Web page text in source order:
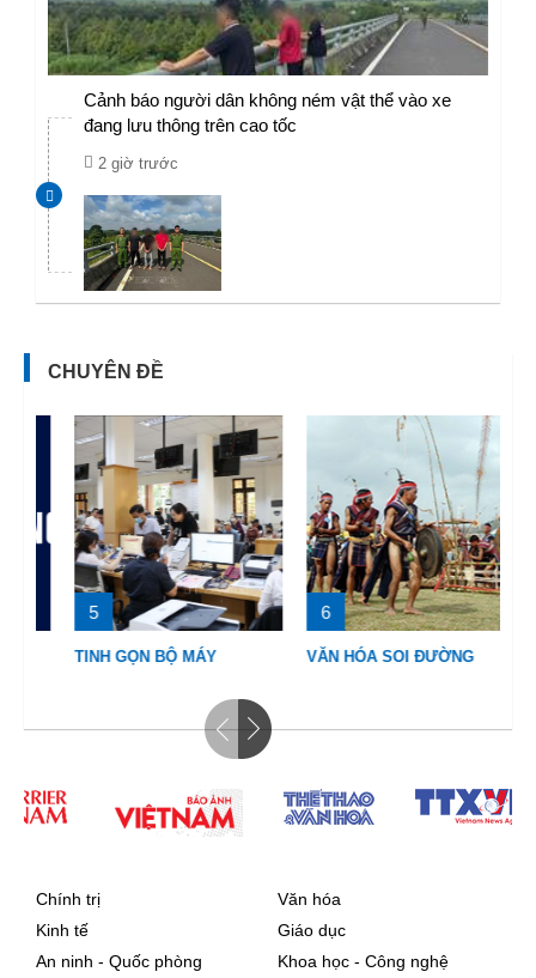
Cảnh báo người dân không ném vật thể vào xe
đang lưu thông trên cao tốc
2 giờ trước
CHUYÊN ĐỀ
TINH GỌN BỘ MÁY VĂN HÓA SOI ĐƯỜNG
Chính trị
Kinh tế
An ninh - Quốc phòng
Văn hóa
Giáo dục
Khoa học - Công nghệ